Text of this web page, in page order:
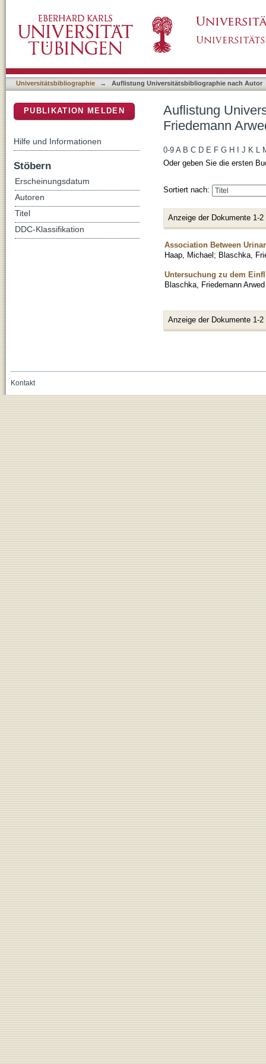
Universitätsbibliographie → Auflistung Universitätsbibliographie nach Autor
Auflistung
Friedemann
0-9 A B C D E F G H J K L
Oder geben Sie die ersten
Sortiert nach:
Anzeige der Dokumente 1-2
Association Between
Haap, Michael; Blaschka,
Untersuchung zu dem
Blaschka, Friedemann Arwed
Anzeige der Dokumente 1-2
PUBLIKATION MELDEN
Hilfe und Informationen
Stöbern
Erscheinungsdatum
Autoren
Titel
DDC-Klassifikation
Kontakt